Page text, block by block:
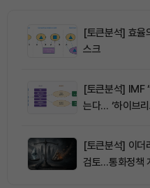
[토큰분석] 효율
스크
[토큰분석] IMF
는다… ‘하이브
[토큰분석] 이더
검토…통화정책